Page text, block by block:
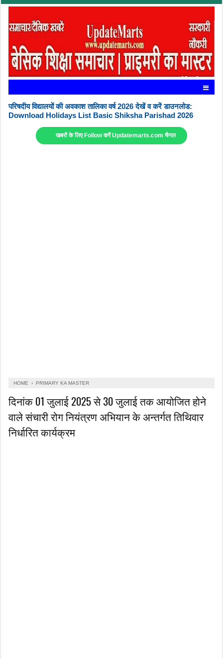
परिषदीय विद्यालयों की अवकाश तालिका वर्ष 2026 देखें व करें डाउनलोड:
Download Holidays List Basic Shiksha Parishad 2026
खबरों के लिए Follow करें Updatemarts.com चैनल
HOME › PRIMARY KA MASTER
दिनांक 01 जुलाई 2025 से 30 जुलाई तक आयोजित होने
वाले संचारी रोग नियंत्रण अभियान के अन्तर्गत तिथिवार
निर्धारित कार्यक्रम